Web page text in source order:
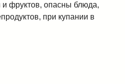
и фруктов, опасны блюда,
при купании в